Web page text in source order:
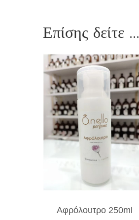
Επίσης δείτε ...
Αφρόλουτρο 250ml